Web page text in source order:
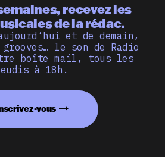
recevez les
de la rédac.
et de demain,
le son de Radio
boîte mail, tous les
à 18h.
vous